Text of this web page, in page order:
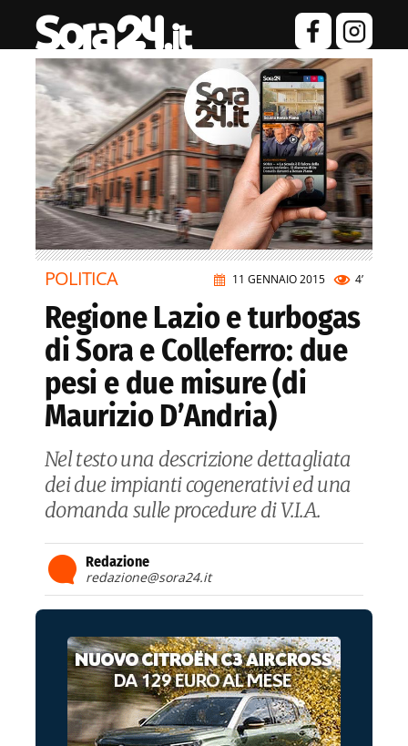
11 GENNAIO 2015 4’
POLITICA
Regione Lazio e turbogas
di Sora e Colleferro: due
pesi e due misure (di
Maurizio D’Andria)
Nel testo una descrizione dettagliata
dei due impianti cogenerativi ed una
domanda sulle procedure di V.I.A.
Redazione
redazione@sora24.it